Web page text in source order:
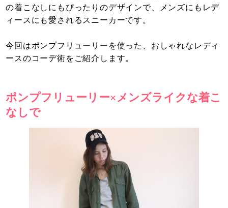
の着こなしにもぴったりのデザインで、メンズにもレデ
ィースにも愛されるスニーカーです。
今回はポンプフリューリーを使った、おしゃれなレディ
ースのコーデ術をご紹介します。
ポンプフリューリー×メンズライクな着こ
なしで